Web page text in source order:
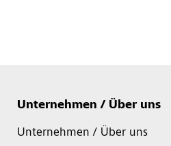
Unternehmen / Über uns
Unternehmen / Über uns